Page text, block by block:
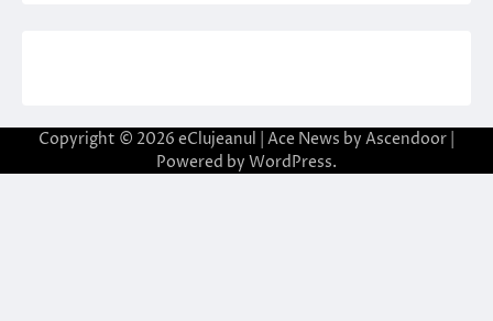
Copyright © 2026 eClujeanul | Ace News by Ascendoor
Powered by WordPress.